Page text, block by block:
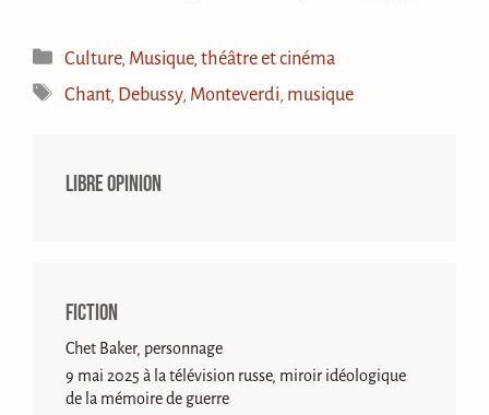
Catégories
Culture, Musique, théâtre et cinéma
Étiquettes
Chant, Debussy, Monteverdi musique
Libre opinion
Fiction
Chet Baker, personnage
9 mai 2025 à la télévision russe, miroir idéologique
de la mémoire de guerre